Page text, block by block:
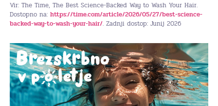
Vir: The Time, The Best Science-Backed Way to Wash Your Hair.
Dostopno na: https://time.com/article/2026/05/27/best-science-
backed-way-to-wash-your-hair/. Zadnji dostop: Junij 2026